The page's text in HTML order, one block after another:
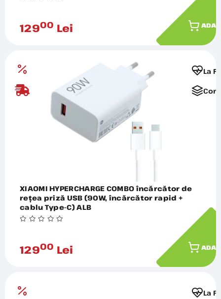
12900 Lei
La
XIAOMI HYPERCHARGE COMBO încărcător de
rețea priză USB (90W, încărcător rapid +
cablu Type-C) ALB
12900 Lei
La